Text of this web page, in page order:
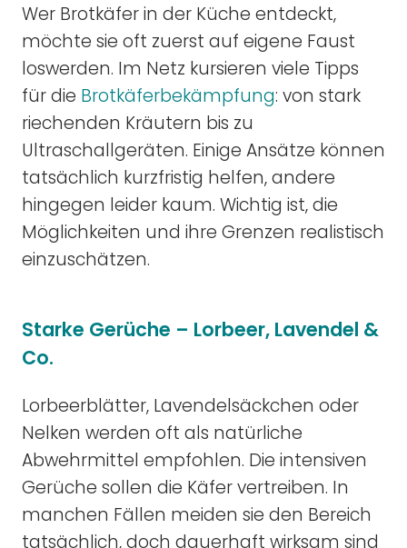
Wer Brotkäfer in der Küche entdeckt,
möchte sie oft zuerst auf eigene Faust
loswerden. Im Netz kursieren viele Tipps
für die Brotkäferbekämpfung: von stark
riechenden Kräutern bis zu
Ultraschallgeräten. Einige Ansätze können
tatsächlich kurzfristig helfen, andere
hingegen leider kaum. Wichtig ist, die
Möglichkeiten und ihre Grenzen realistisch
einzuschätzen.
Starke Gerüche – Lorbeer, Lavendel &
Co.
Lorbeerblätter, Lavendelsäckchen oder
Nelken werden oft als natürliche
Abwehrmittel empfohlen. Die intensiven
Gerüche sollen die Käfer vertreiben. In
manchen Fällen meiden sie den Bereich
tatsächlich, doch dauerhaft wirksam sind